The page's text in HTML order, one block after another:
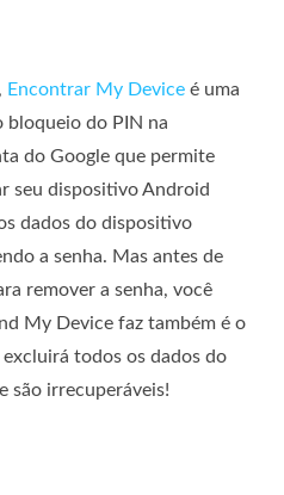
Encontrar My Device é uma
bloqueio do PIN na
do Google que permite
seu dispositivo Android
dados do dispositivo
a senha. Mas antes de
remover a senha, você
My Device faz também é o
todos os dados do
são irrecuperáveis!